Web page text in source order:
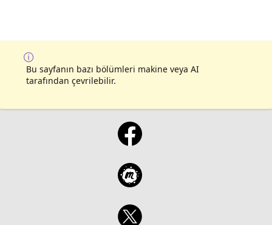
Bu sayfanın bazı bölümleri makine veya AI
tarafından çevrilebilir.